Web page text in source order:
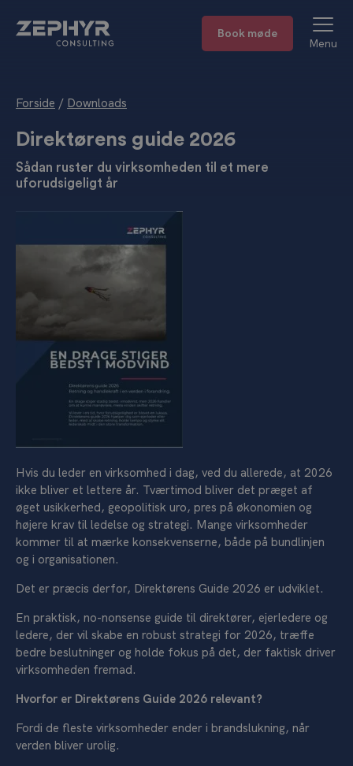
Book møde
Menu
Forside / Downloads
Direktørens guide 2026
Sådan ruster du virksomheden til et mere
uforudsigeligt år
Hvis du leder en virksomhed i dag, ved du allerede, at 2026
ikke bliver et lettere år. Tværtimod bliver det præget af
øget usikkerhed, geopolitisk uro, pres på økonomien og
højere krav til ledelse og strategi. Mange virksomheder
kommer til at mærke konsekvenserne, både på bundlinjen
og i organisationen.
Det er præcis derfor, Direktørens Guide 2026 er udviklet.
En praktisk, no-nonsense guide til direktører, ejerledere og
ledere, der vil skabe en robust strategi for 2026, træffe
bedre beslutninger og holde fokus på det, der faktisk driver
virksomheden fremad.
Hvorfor er Direktørens Guide 2026 relevant?
Fordi de fleste virksomheder ender i brandslukning, når
verden bliver urolig.